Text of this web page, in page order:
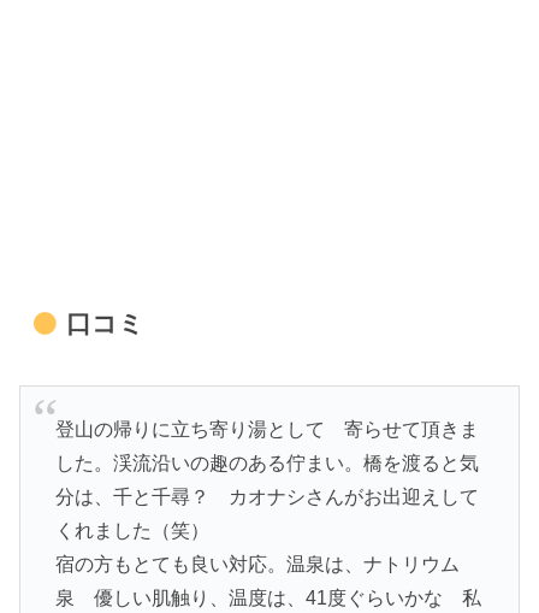
口コミ
登山の帰りに立ち寄り湯として 寄らせて頂きま
した。渓流沿いの趣のある佇まい。橋を渡ると気
分は、千と千尋？ カオナシさんがお出迎えして
くれました（笑）
宿の方もとても良い対応。温泉は、ナトリウム
泉 優しい肌触り、温度は、41度ぐらいかな 私